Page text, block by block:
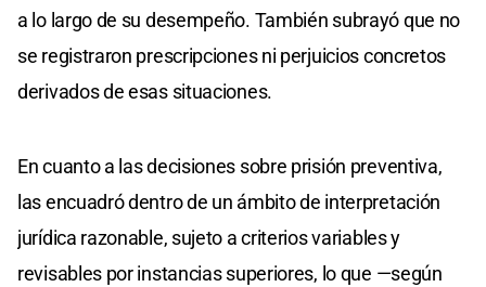
a lo largo de su desempeño. También subrayó que no
se registraron prescripciones ni perjuicios concretos
derivados de esas situaciones.
En cuanto a las decisiones sobre prisión preventiva,
las encuadró dentro de un ámbito de interpretación
jurídica razonable, sujeto a criterios variables y
revisables por instancias superiores, lo que —según